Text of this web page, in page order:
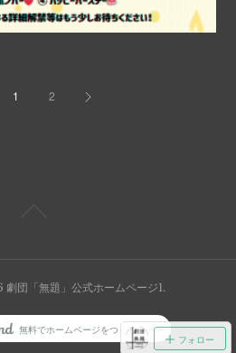
1 2
フォロー
劇団「無題」公式ホームページ1.
AmebaOwnd
無料でホームページをつくろう